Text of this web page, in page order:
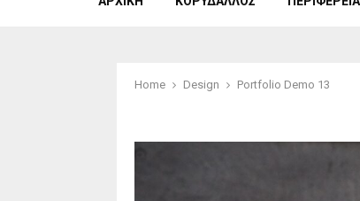
Home Design Portfolio Demo 13